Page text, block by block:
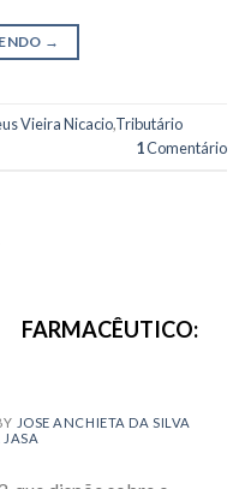
→
Vieira Nicacio,Tributário
1Comentário
JOSE ANCHIETA DA SILVA